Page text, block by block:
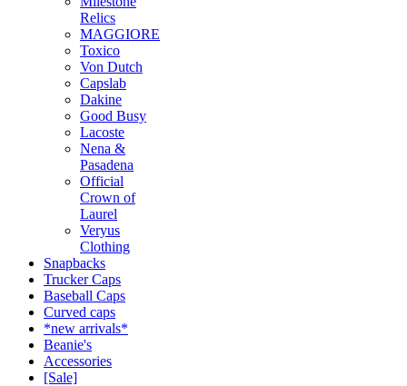
Relics
MAGGIORE
Toxico
Von Dutch
Capslab
Dakine
Good Busy
Lacoste
Nena &
Pasadena
Official
Crown of
Laurel
Veryus
Clothing
Snapbacks
Trucker Caps
Baseball Caps
Curved caps
*new arrivals*
Beanie's
Accessories
[Sale]